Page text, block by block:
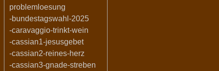
problemloesung
-bundestagswahl-2025
-caravaggio-trinkt-wein
-cassian1-jesusgebet
-cassian2-reines-herz
-cassian3-gnade-streben